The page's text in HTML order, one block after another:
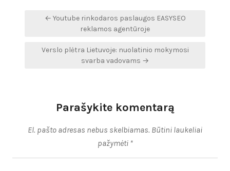
Navigacija
← Youtube rinkodaros paslaugos EASYSEO
reklamos agentūroje
Verslo plėtra Lietuvoje: nuolatinio mokymosi
svarba vadovams →
Parašykite komentarą
El. pašto adresas nebus skelbiamas. Būtini laukeliai
pažymėti *